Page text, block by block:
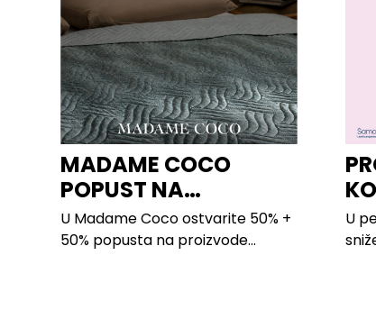
MADAME COCO
POPUST NA
PROIZVODE ZA
SPAVAĆU SOBU
U Madame Coco ostvarite 50% +
50% popusta na proizvode...
U